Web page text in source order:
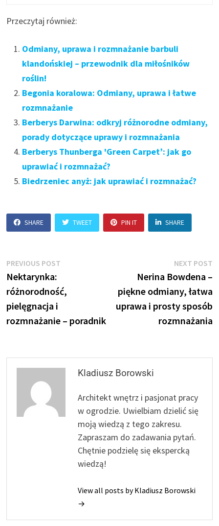
Przeczytaj również:
Odmiany, uprawa i rozmnażanie barbuli
klandońskiej – przewodnik dla miłośników
roślin!
Begonia koralowa: Odmiany, uprawa i łatwe
rozmnażanie
Berberys Darwina: odkryj różnorodne odmiany,
porady dotyczące uprawy i rozmnażania
Berberys Thunberga 'Green Carpet’: jak go
uprawiać i rozmnażać?
Biedrzeniec anyż: jak uprawiać i rozmnażać?
SHARE TWEET PIN IT SHARE
Nawigacja
wpisu
PREVIOUS POST
Nektarynka:
różnorodność,
pielęgnacja i
rozmnażanie – poradnik
NEXT POST
Nerina Bowdena –
piękne odmiany, łatwa
uprawa i prosty sposób
rozmnażania
Kladiusz Borowski
Architekt wnętrz i pasjonat pracy
w ogrodzie. Uwielbiam dzielić się
moją wiedzą z tego zakresu.
Zapraszam do zadawania pytań.
Chętnie podzielę się ekspercką
wiedzą!
View all posts by Kladiusz Borowski
→